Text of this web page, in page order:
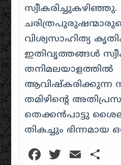
സ്വീകരിച്ചുകഴിഞ്ഞു.
വിശ്വസാഹിത്യ
ഇതിവൃത്തങ്ങൾ
തനിമലയാളത്തിൽ
ആവിഷ്കരിക്കുന്ന
തമിഴിന്റെ
തെക്കൻപാട്ടു
തികച്ചും ഭിന്നമായ
Facebook
Twitter
Email